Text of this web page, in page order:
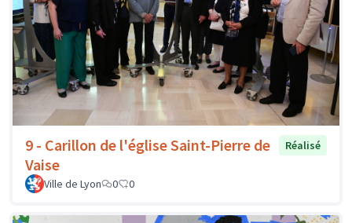
9 - Carillon de l'église Saint-Pierre de
Vaise
Réalisé
Ville de Lyon 0 0